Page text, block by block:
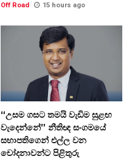
Off Road 15 hours ago
“උසම ගසට තමයි වැඩිම සුළඟ
වැදෙන්නේ” නීතිඥ සංගමයේ
සභාපතිගෙන් එල්ල වන
චෝදනාවන්ට පිළිතුරු